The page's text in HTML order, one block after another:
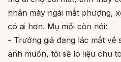
nhân mày ngài mắt phượng,
có ai hơn. Mụ mối còn nói:
- Trưởng giả đang lác mắt về
anh muốn, tôi sẽ lo liệu chu